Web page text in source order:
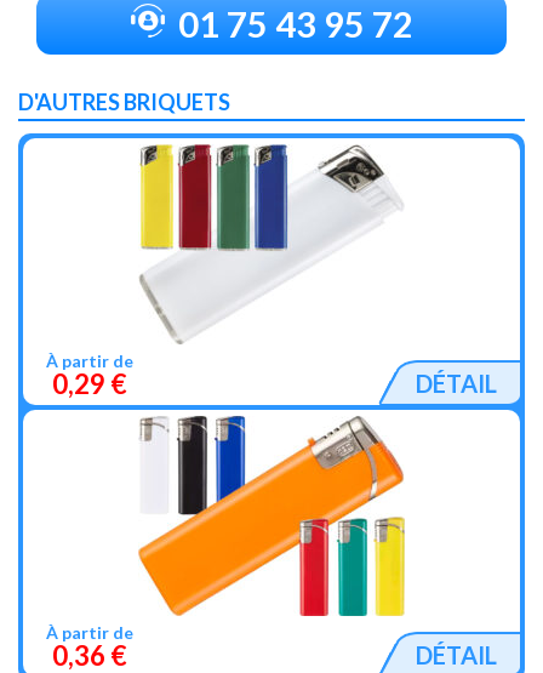
01 75 43 95 72
D'AUTRES BRIQUETS
À partir de
0,29 € DÉTAIL
À partir de
0,36 € DÉTAIL